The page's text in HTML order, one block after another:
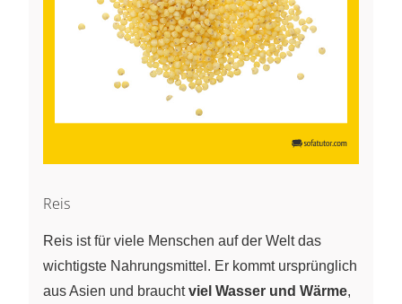
Reis
Reis ist für viele Menschen auf der Welt das
wichtigste Nahrungsmittel. Er kommt ursprünglich
aus Asien und brauchtviel Wasser und Wärme,